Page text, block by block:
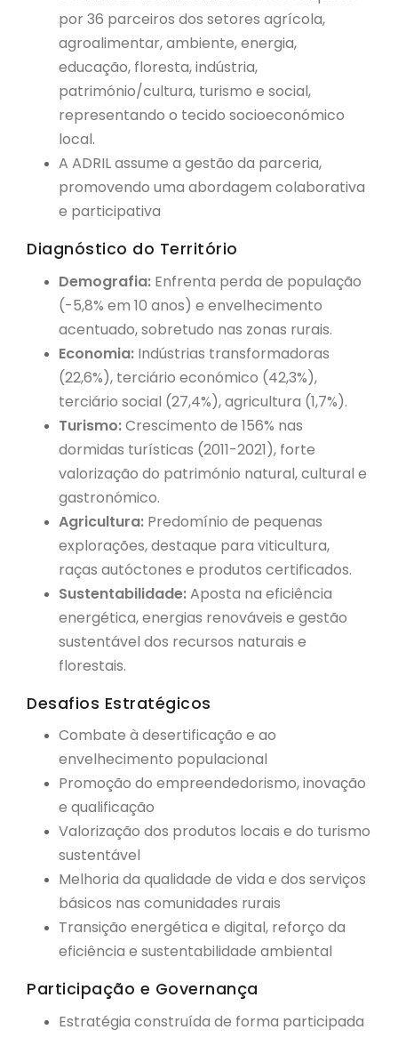
por 36 parceiros dos setores agrícola,
agroalimentar, ambiente, energia,
educação, floresta, indústria,
património/cultura, turismo e social,
representando o tecido socioeconómico
local.
A ADRIL assume a gestão da parceria,
promovendo uma abordagem colaborativa
e participativa
Diagnóstico do Território
Demografia: Enfrenta perda de população
(-5,8% em 10 anos) e envelhecimento
acentuado, sobretudo nas zonas rurais.
Economia: Indústrias transformadoras
(22,6%), terciário económico (42,3%),
terciário social (27,4%), agricultura (1,7%).
Turismo:Crescimento de 156% nas
dormidas turísticas (2011-2021), forte
valorização do património natural, cultural e
gastronómico.
Agricultura: Predomínio de pequenas
explorações, destaque para viticultura,
raças autóctones e produtos certificados.
Sustentabilidade:Aposta na eficiência
energética, energias renováveis e gestão
sustentável dos recursos naturais e
florestais.
Desafios Estratégicos
Combate à desertificação e ao
envelhecimento populacional
Promoção do empreendedorismo, inovação
e qualificação
Valorização dos produtos locais e do turismo
sustentável
Melhoria da qualidade de vida e dos serviços
básicos nas comunidades rurais
Transição energética e digital, reforço da
eficiência e sustentabilidade ambiental
Participação e Governança
Estratégia construída de forma participada